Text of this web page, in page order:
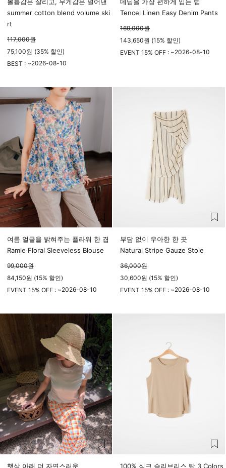
summer cotton blend volume ski
rt
117,000원
75,100원 (35% 할인)
BEST : ~2026-08-10
Tencel Linen Easy Denim Pants
169,000원
143,650원 (15% 할인)
EVENT 15% OFF : ~2026-08-10
여름 얼굴을 밝혀주는 플라워 한 겹
Ramie Floral Sleeveless Blouse
99,000원
84,150원 (15% 할인)
EVENT 15% OFF : ~2026-08-10
부담 없이 우아한 한 끗
Natural Stripe Gauze Stole
36,000원
30,600원 (15% 할인)
EVENT 15% OFF : ~2026-08-10
햇살 아래 더 자연스러운
100% 실크 슬리브리스 탑 3 Colors